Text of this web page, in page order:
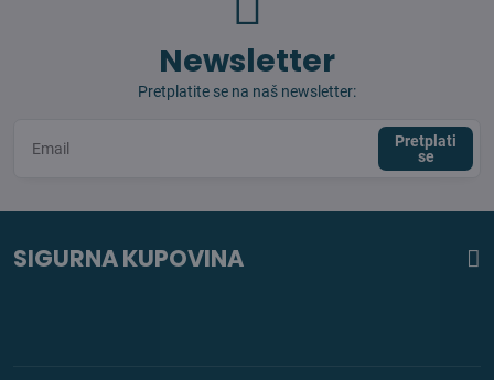
Newsletter
Pretplatite se na naš newsletter:
Pretplati
se
SIGURNA KUPOVINA